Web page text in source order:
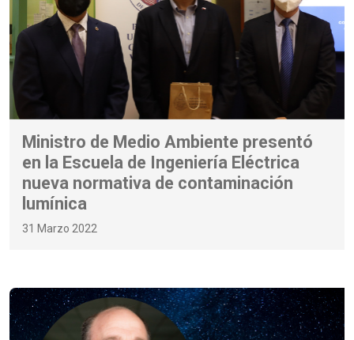
Ministro de Medio Ambiente presentó
en la Escuela de Ingeniería Eléctrica
nueva normativa de contaminación
lumínica
31 Marzo 2022